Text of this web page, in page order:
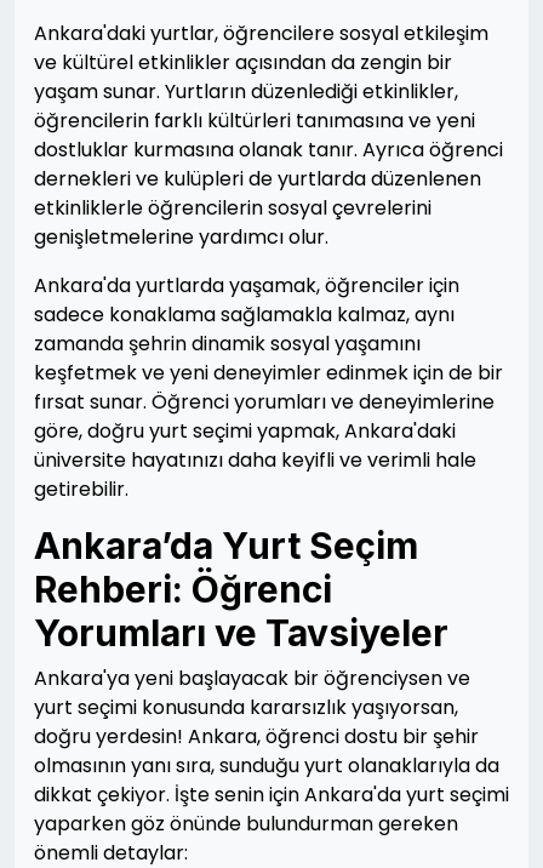
Ankara'daki yurtlar, öğrencilere sosyal etkileşim
ve kültürel etkinlikler açısından da zengin bir
yaşam sunar. Yurtların düzenlediği etkinlikler,
öğrencilerin farklı kültürleri tanımasına ve yeni
dostluklar kurmasına olanak tanır. Ayrıca öğrenci
dernekleri ve kulüpleri de yurtlarda düzenlenen
etkinliklerle öğrencilerin sosyal çevrelerini
genişletmelerine yardımcı olur.
Ankara'da yurtlarda yaşamak, öğrenciler için
sadece konaklama sağlamakla kalmaz, aynı
zamanda şehrin dinamik sosyal yaşamını
keşfetmek ve yeni deneyimler edinmek için de bir
fırsat sunar. Öğrenci yorumları ve deneyimlerine
göre, doğru yurt seçimi yapmak, Ankara'daki
üniversite hayatınızı daha keyifli ve verimli hale
getirebilir.
Ankara’da Yurt Seçim
Rehberi: Öğrenci
Yorumları ve Tavsiyeler
Ankara'ya yeni başlayacak bir öğrenciysen ve
yurt seçimi konusunda kararsızlık yaşıyorsan,
doğru yerdesin! Ankara, öğrenci dostu bir şehir
olmasının yanı sıra, sunduğu yurt olanaklarıyla da
dikkat çekiyor. İşte senin için Ankara'da yurt seçimi
yaparken göz önünde bulundurman gereken
önemli detaylar: